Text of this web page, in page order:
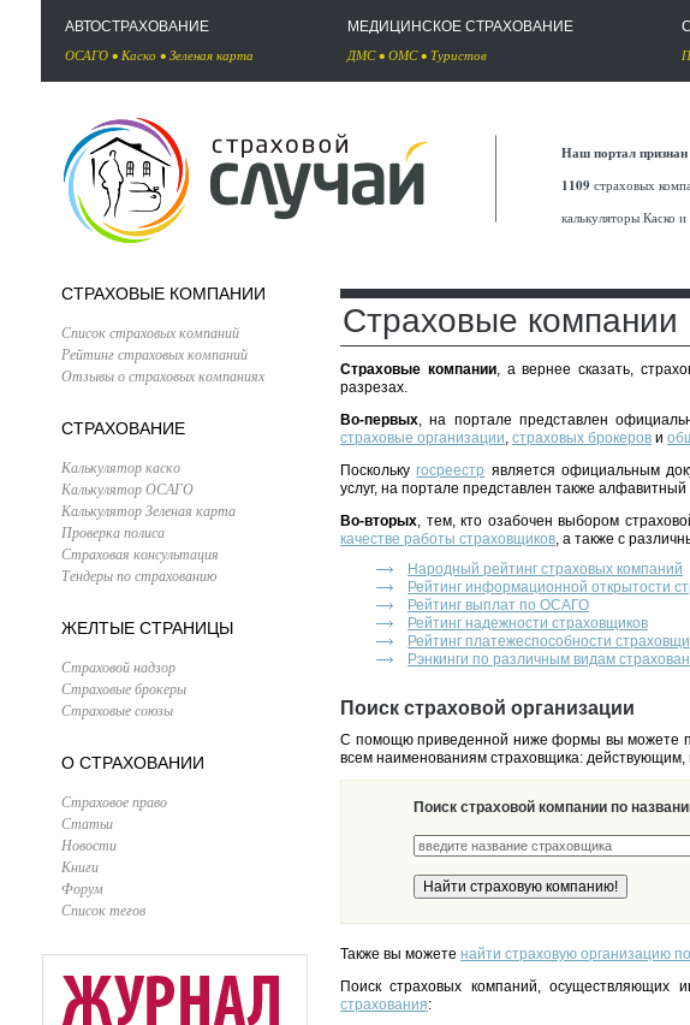
АВТОСТРАХОВАНИЕ
ОСАГО • Каско • Зеленая карта
МЕДИЦИНСКОЕ СТРАХОВАНИЕ
ДМС• ОМС• Туристов
Наш портал
1109 страховых
калькуляторы Каско и
СТРАХОВЫЕ КОМПАНИИ
Список страховых компаний
Рейтинг страховых компаний
Отзывы о страховых компаниях
СТРАХОВАНИЕ
Калькулятор каско
Калькулятор ОСАГО
Калькулятор Зеленая карта
Проверка полиса
Страховая консультация
Тендеры по страхованию
ЖЕЛТЫЕ СТРАНИЦЫ
Страховой надзор
Страховые брокеры
Страховые союзы
О СТРАХОВАНИИ
Страховое право
Статьи
Новости
Книги
Форум
Список тегов
Страховые компании
Страховые компании, а вернее сказать,
разрезах.
Во-первых, на портале представлен
страховые организации, страховых брокеров и
Посколькугосреестр является официальным
услуг, на портале представлен также алфавитный
Во-вторых, тем, кто озабочен выбором
качестве работы страховщиков, а также с
Народный рейтинг страховых компаний
Рейтинг информационной открытости
Рейтинг выплат по ОСАГО
Рейтинг надежности страховщиков
Рейтинг платежеспособности
Рэнкинги по различным видам
Поиск страховой организации
С помощю приведенной ниже формы вы можете
всем наименованиям страховщика:
Поиск страховой компании по
Также вы можете найти страховую организацию
Поиск страховых компаний, осуществляющих
страхования: